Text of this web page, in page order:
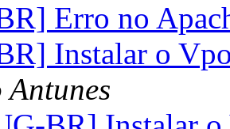
Erro no
Instalar o